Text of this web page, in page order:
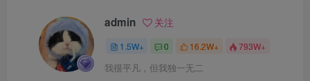
admin 关注
1.5W+ 0 16.2W+ 793W+
我很平凡，但我独一无二